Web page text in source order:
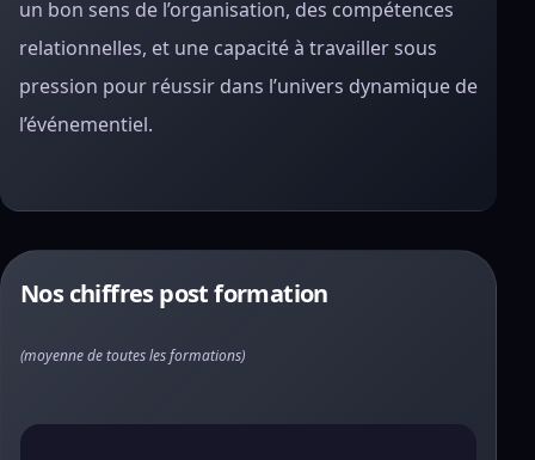
un bon sens de l’organisation, des compétences
relationnelles, et une capacité à travailler sous
pression pour réussir dans l’univers dynamique de
l’événementiel.
Nos chiffres post formation
(moyenne de toutes les formations)